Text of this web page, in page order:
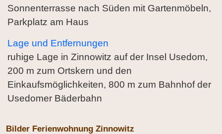
Sonnenterrasse nach Süden mit Gartenmöbeln,
Parkplatz am Haus
Lage und Entfernungen
ruhige Lage in Zinnowitz auf der Insel Usedom,
200 m zum Ortskern und den
Einkaufsmöglichkeiten, 800 m zum Bahnhof der
Usedomer Bäderbahn
Bilder Ferienwohnung Zinnowitz